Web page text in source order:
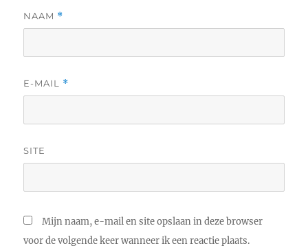
NAAM *
E-MAIL *
SITE
Mijn naam, e-mail en site opslaan in deze browser
voor de volgende keer wanneer ik een reactie plaats.